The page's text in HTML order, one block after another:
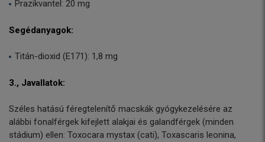
Prazikvantel: 20 mg
Segédanyagok:
Titán-dioxid (E171): 1,8 mg
3., Javallatok:
Széles hatású féregtelenítő macskák gyógykezelésére az
alábbi fonalférgek kifejlett alakjai és galandférgek (minden
stádium) ellen: Toxocara mystax (cati), Toxascaris leonina,